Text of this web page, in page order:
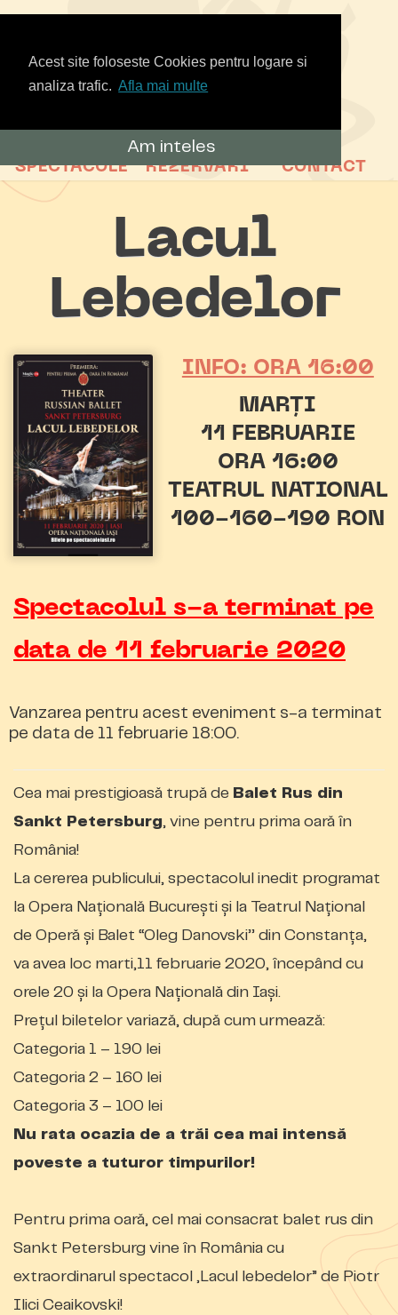
Acest site foloseste Cookies pentru logare si
analiza trafic. Afla mai multe
Am inteles
SPECTACOLE REZERVARI CONTACT
Lacul
Lebedelor
INFO: ORA 16:00
MARȚI
11 FEBRUARIE
ORA 16:00
TEATRUL NATIONAL
100-160-190 RON
Spectacolul s-a terminat pe
data de 11 februarie 2020
Vanzarea pentru acest eveniment s-a terminat
pe data de 11 februarie 18:00.
Cea mai prestigioasă trupă de Balet Rus din
Sankt Petersburg, vine pentru prima oară în
România!
La cererea publicului, spectacolul inedit programat
la Opera Naţională Bucureşti și la Teatrul Naţional
de Operă şi Balet ‘‘Oleg Danovski’’ din Constanța,
va avea loc marti,11 februarie 2020, începând cu
orele 20 și la Opera Națională din Iași.
Preţul biletelor variază, după cum urmează:
Categoria 1 – 190 lei
Categoria 2 – 160 lei
Categoria 3 – 100 lei
Nu rata ocazia de a trăi cea mai intensă
poveste a tuturor timpurilor!
Pentru prima oară, cel mai consacrat balet rus din
Sankt Petersburg vine în România cu
extraordinarul spectacol „Lacul lebedelor” de Piotr
Ilici Ceaikovski!